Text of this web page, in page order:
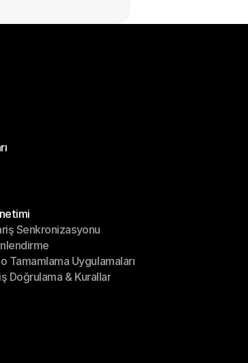
Senkronizasyonu
Senkronizasyonu
Tamamlama Uygulamaları
Tamamlama Uygulamaları
Doğrulama & Kurallar